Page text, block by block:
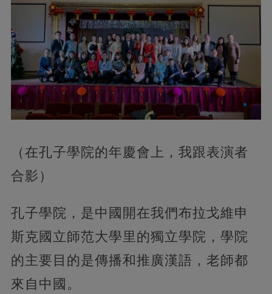
（在孔子學院的年慶會上，我跟表演者
合影）
孔子學院，是中國開在我們布拉戈維申
斯克國立師范大學里的獨立學院，學院
的主要目的是傳播和推廣漢語，老師都
來自中國。